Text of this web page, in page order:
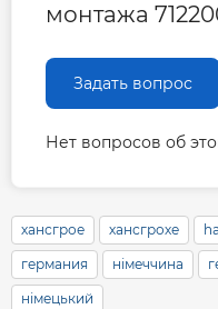
монтажа
Задать вопрос
Нет вопросов об
хансгрое хансгрохе
германия німеччина
німецький